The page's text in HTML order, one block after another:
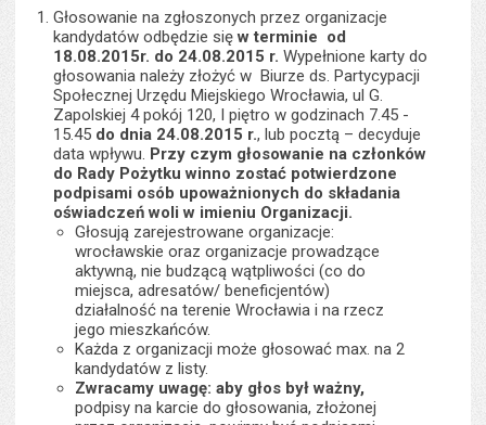
Głosowanie na zgłoszonych przez organizacje
kandydatów odbędzie sięw terminie od
18.08.2015r. do 24.08.2015 r.Wypełnione karty do
głosowania należy złożyć w Biurze ds. Partycypacji
Społecznej Urzędu Miejskiego Wrocławia, ul G.
Zapolskiej 4 pokój 120, I piętro w godzinach 7.45 -
15.45 do dnia 24.08.2015 r., lub pocztą – decyduje
data wpływu. Przy czym głosowanie na członków
do Rady Pożytku winno zostać potwierdzone
podpisami osób upoważnionych do składania
oświadczeń woli w imieniu Organizacji.
Głosują zarejestrowane organizacje:
wrocławskie oraz organizacje prowadzące
aktywną, nie budzącą wątpliwości (co do
miejsca, adresatów/ beneficjentów)
działalność na terenie Wrocławia i na rzecz
jego mieszkańców.
Każda z organizacji może głosować max. na 2
kandydatów z listy.
Zwracamy uwagę: aby głos był ważny,
podpisy na karcie do głosowania, złożonej